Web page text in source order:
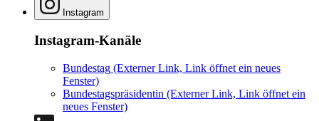
Instagram
Instagram-Kanäle
Bundestag (Externer Link, Link öffnet ein neues
Fenster)
Bundestagspräsidentin (Externer Link, Link öffnet ein
neues Fenster)